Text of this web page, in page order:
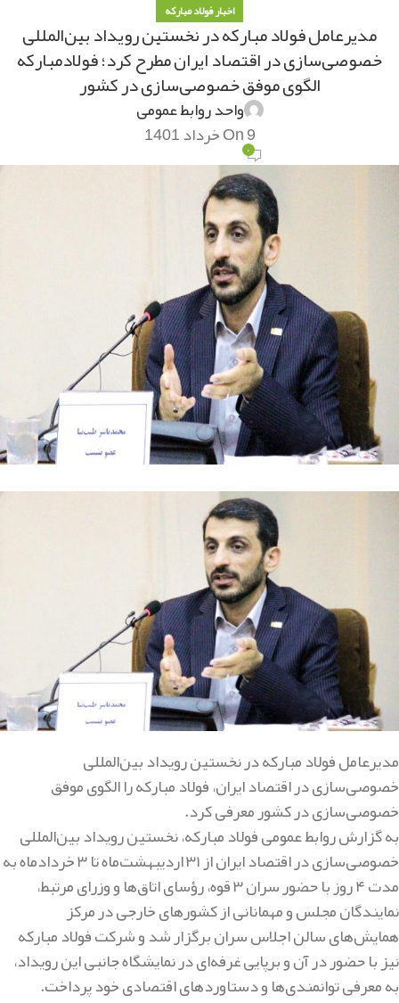
اخبار فولاد مبارکه
مدیرعامل فولاد مبارکه در نخستین رویداد بین‌المللی
خصوصی‌سازی در اقتصاد ایران مطرح کرد؛ فولادمباركه
الگوی موفق خصوصی‌سازی در كشور
واحد روابط عمومی
On 9 خرداد 1401
۰
مدیرعامل فولاد مبارکه در نخستین رویداد بین‌المللی
خصوصی‌سازی در اقتصاد ایران، فولاد مبارکه را الگوی موفق
خصوصی‌سازی در کشور معرفی کرد.
به گزارش روابط عمومی فولاد مبارکه، نخستین رویداد بین‌المللی
خصوصی‌سازی در اقتصاد ایران از ۳۱ اردیبهشت‌ماه تا ۳ خردادماه به
مدت ۴ روز با حضور سران ۳ قوه، رؤسای اتاق‌ها و وزرای مرتبط،
نمایندگان مجلس و مهمانانی از کشورهای خارجی در مرکز
همایش‌های سالن اجلاس سران برگزار شد و شرکت فولاد مبارکه
نیز با حضور در آن و برپایی غرفه‌ای در نمایشگاه جانبی این رویداد،
به معرفی توانمندی‌ها و دستاوردهای اقتصادی خود پرداخت.